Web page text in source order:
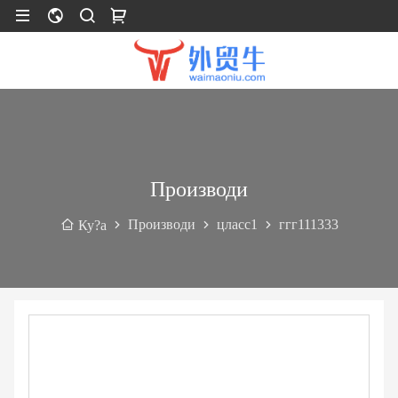
Производи
Ку?а Производи цласс1 ггг111333